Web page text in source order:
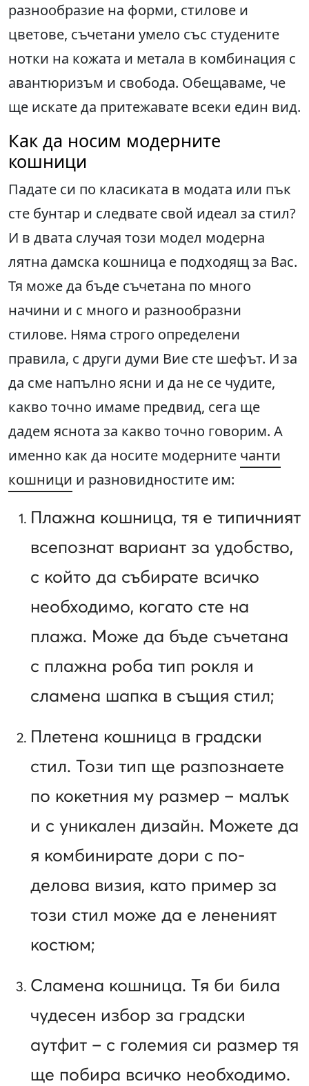
разнообразие на форми, стилове и
цветове, съчетани умело със студените
нотки на кожата и метала в комбинация с
авантюризъм и свобода. Обещаваме, че
ще искате да притежавате всеки един вид.
Как да носим модерните
кошници
Падате си по класиката в модата или пък
сте бунтар и следвате свой идеал за стил?
И в двата случая този модел модерна
лятна дамска кошница е подходящ за Вас.
Тя може да бъде съчетана по много
начини и с много и разнообразни
стилове. Няма строго определени
правила, с други думи Вие сте шефът. И за
да сме напълно ясни и да не се чудите,
какво точно имаме предвид, сега ще
дадем яснота за какво точно говорим. А
именно как да носите модерните чанти
кошници и разновидностите им:
Плажна кошница, тя е типичният
всепознат вариант за удобство,
с който да събирате всичко
необходимо, когато сте на
плажа. Може да бъде съчетана
с плажна роба тип рокля и
сламена шапка в същия стил;
Плетена кошница в градски
стил. Този тип ще разпознаете
по кокетния му размер – малък
и с уникален дизайн. Можете да
я комбинирате дори с по-
делова визия, като пример за
този стил може да е лененият
костюм;
Сламена кошница. Тя би била
чудесен избор за градски
аутфит – с големия си размер тя
ще побира всичко необходимо.